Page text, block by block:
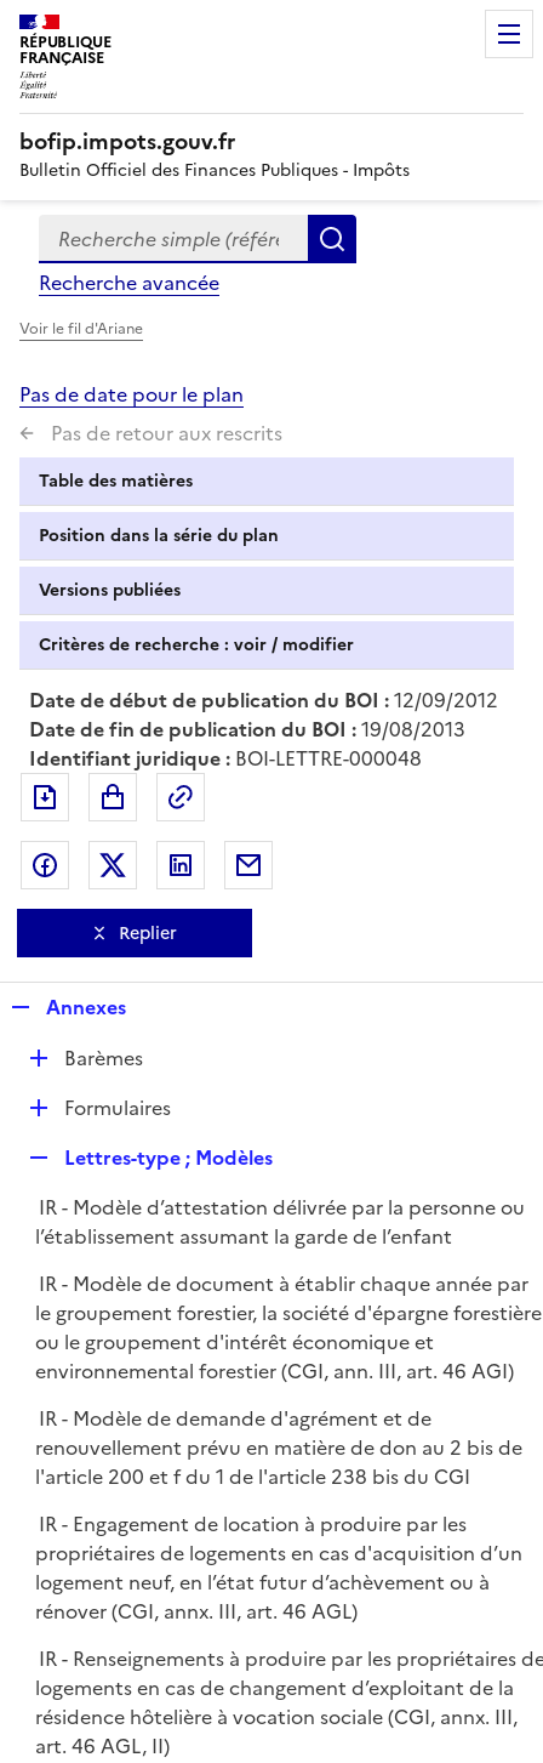
RÉPUBLIQUE
FRANÇAISE
bofip.impots.gouv.fr
Bulletin Officiel des Finances Publiques - Impôts
Formulaire
de
recherche
Recherche simple (références, mots clés, partie du
Recherche avancée
Voir le fil d'Ariane
Pas de date pour le plan
Pas de retour aux rescrits
Table des matières
Position dans la série du plan
Versions publiées
Critères de recherche : voir / modifier
Date de début de publication du BOI :12/09/2012
Date de fin de publication du BOI :19/08/2013
Identifiant juridique : BOI-LETTRE-000048
Exporter le document au format pdf
Partager sur Facebook
Partager sur Twitter
Partager sur LinkedIn
Replier
p
l
i
e
Annexes
D
e
r
Barèmes
D
l
i
e
r
Formulaires
p
l
i
r
Lettres-type ; Modèles
IR - Modèle d’attestation délivrée par la personne ou
l’établissement assumant la garde de l’enfant
IR - Modèle de document à établir chaque année par
le groupement forestier, la société d'épargne forestière
ou le groupement d'intérêt économique et
environnemental forestier (CGI, ann. III, art. 46 AGI)
IR - Modèle de demande d'agrément et de
renouvellement prévu en matière de don au 2 bis de
l'article 200 et f du 1 de l'article 238 bis du CGI
IR - Engagement de location à produire par les
propriétaires de logements en cas d'acquisition d’un
logement neuf, en l’état futur d’achèvement ou à
rénover (CGI, annx. III, art. 46 AGL)
IR - Renseignements à produire par les propriétaires
logements en cas de changement d’exploitant de la
résidence hôtelière à vocation sociale (CGI, annx. III,
art. 46 AGL, II)